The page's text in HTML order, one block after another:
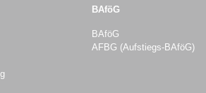
BAföG
BAföG
AFBG (Aufstiegs-BAföG)